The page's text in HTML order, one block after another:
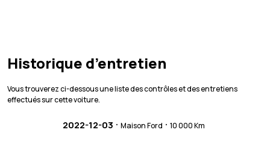
Historique d’entretien
Vous trouverez ci-dessous une liste des contrôles et des entretiens
effectués sur cette voiture.
2022-12-03 · Maison Ford · 10 000 Km